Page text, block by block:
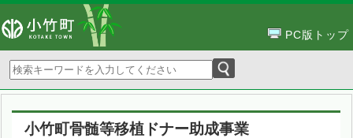
PC版トップ
小竹町骨髄等移植ドナー助成事業